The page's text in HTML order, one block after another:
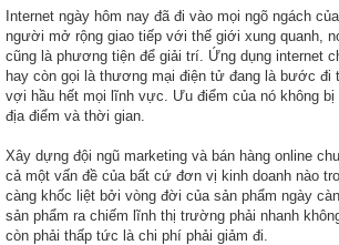
Internet ngày hôm nay đã đi vào mọi ngõ ngách
người mở rộng giao tiếp với thế giới xung quanh,
cũng là phương tiện để giải trí. Ứng dụng internet
hay còn gọi là thương mại điện tử đang là bước đi
vợi hầu hết mọi lĩnh vực. Ưu điểm của nó không bị
địa điểm và thời gian.
Xây dựng đội ngũ marketing và bán hàng online
cả một vấn đề của bất cứ đơn vị kinh doanh nào
càng khốc liệt bởi vòng đời của sản phẩm ngày
sản phẩm ra chiếm lĩnh thị trường phải nhanh
còn phải thấp tức là chi phí phải giảm đi.